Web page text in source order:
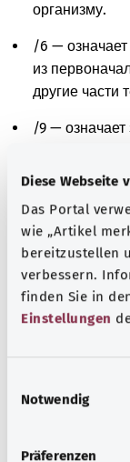
Diese Webseite
Das Portal
wie „Artikel
bereitzustellen
verbessern.
finden Sie in
Einstellungen
Notwendig
Präferenzen
организму.
/6 —
из
другие части
/9 — означает
делятся
области или
организме.
Указание